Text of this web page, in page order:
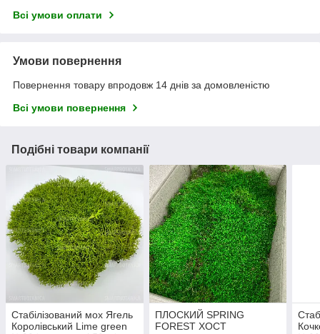
Всі умови оплати
Умови повернення
Повернення товару впродовж 14 днів за домовленістю
Всі умови повернення
Подібні товари компанії
Стабілізований мох Ягель
Королівський Lime green
ПЛОСКИЙ SPRING
FOREST ХОСТ